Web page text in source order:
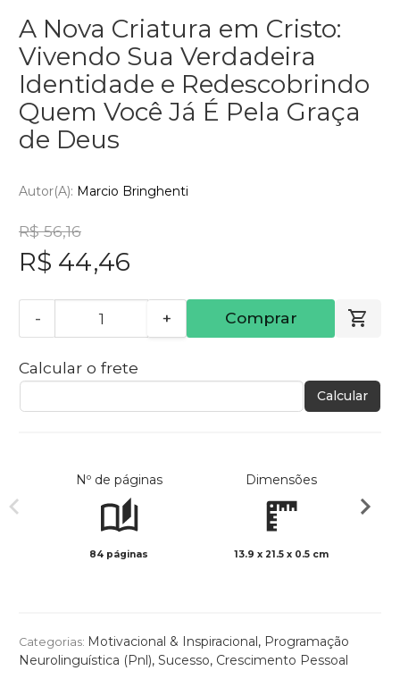
A Nova Criatura em Cristo:
Vivendo Sua Verdadeira
Identidade e Redescobrindo
Quem Você Já É Pela Graça
de Deus
Autor(a): Marcio Bringhenti
R$ 56,16
R$ 44,46
- + Comprar
Calcular o frete
Calcular
Nº de páginas
84 páginas
Dimensões
13.9 x 21.5 x 0.5 cm
Categorias: Motivacional & Inspiracional , Programação
Neurolinguística (Pnl), Sucesso, Crescimento Pessoal